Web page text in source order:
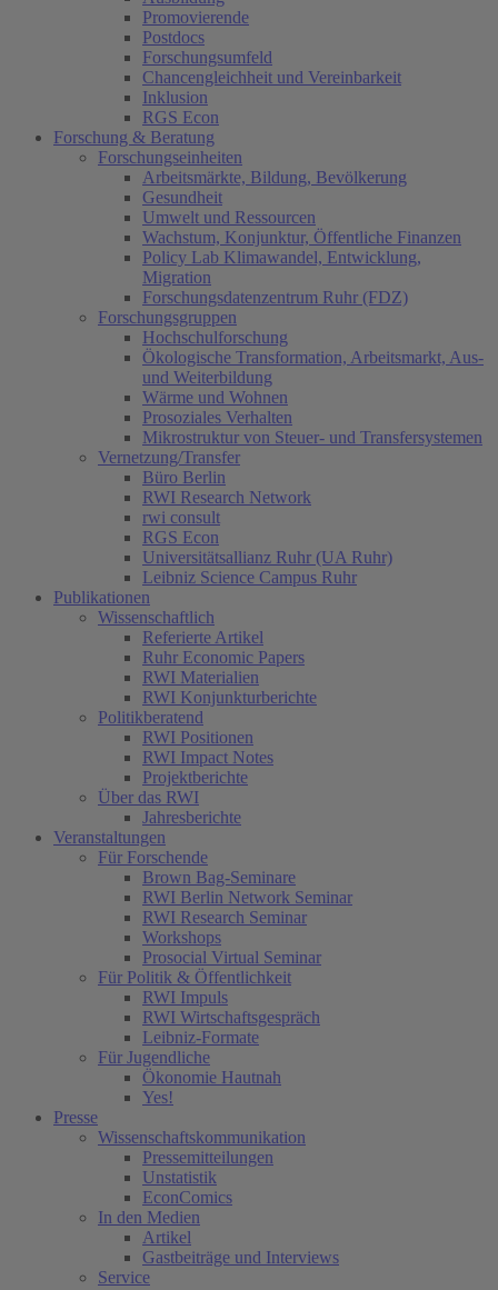
Promovierende
Postdocs
Forschungsumfeld
Chancengleichheit und Vereinbarkeit
Inklusion
RGS Econ
Forschung & Beratung
Forschungseinheiten
Arbeitsmärkte, Bildung, Bevölkerung
Gesundheit
Umwelt und Ressourcen
Wachstum, Konjunktur, Öffentliche Finanzen
Policy Lab Klimawandel, Entwicklung,
Migration
Forschungsdatenzentrum Ruhr (FDZ)
Forschungsgruppen
Hochschulforschung
Ökologische Transformation, Arbeitsmarkt, Aus-
und Weiterbildung
Wärme und Wohnen
Prosoziales Verhalten
Mikrostruktur von Steuer- und Transfersystemen
Vernetzung/Transfer
Büro Berlin
RWI Research Network
rwi consult
RGS Econ
Universitätsallianz Ruhr (UA Ruhr)
Leibniz Science Campus Ruhr
Publikationen
Wissenschaftlich
Referierte Artikel
Ruhr Economic Papers
RWI Materialien
RWI Konjunkturberichte
Politikberatend
RWI Positionen
RWI Impact Notes
Projektberichte
Über das RWI
Jahresberichte
Veranstaltungen
Für Forschende
Brown Bag-Seminare
RWI Berlin Network Seminar
RWI Research Seminar
Workshops
Prosocial Virtual Seminar
Für Politik & Öffentlichkeit
RWI Impuls
RWI Wirtschaftsgespräch
Leibniz-Formate
Für Jugendliche
Ökonomie Hautnah
Yes!
Presse
Wissenschaftskommunikation
Pressemitteilungen
Unstatistik
EconComics
In den Medien
Artikel
Gastbeiträge und Interviews
Service